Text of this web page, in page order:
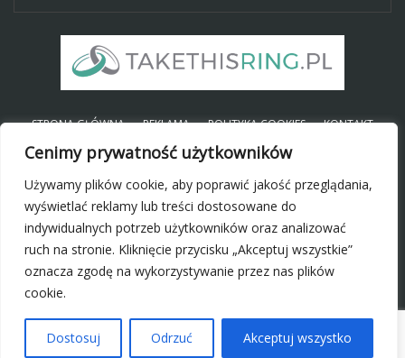
Cenimy prywatność użytkowników
Używamy plików cookie, aby poprawić jakość przeglądania,
wyświetlać reklamy lub treści dostosowane do
indywidualnych potrzeb użytkowników oraz analizować
ruch na stronie. Kliknięcie przycisku „Akceptuj wszystkie”
oznacza zgodę na wykorzystywanie przez nas plików
cookie.
Dostosuj Odrzuć Akceptuj wszystko
STRONA GŁÓWNA REKLAMA POLITYKA COOKIES KONTAKT
SOCIAL